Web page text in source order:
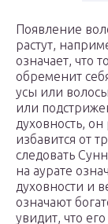
Появление
растут,
означает, что
обременит
усы или
или
духовность, он
избавится от
следовать
на аурате
духовности и
означают
увидит, что